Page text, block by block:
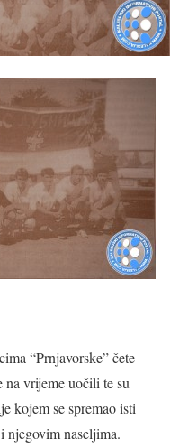
“Prnjavorske” čete
vrijeme uočili te su
kojem se spremao isti
njegovim naseljima.